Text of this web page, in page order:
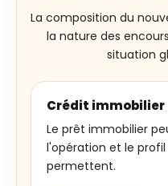
La composition du
la nature des
situation
Crédit immobilier
Le prêt immobilier
l'opération et le
permettent.